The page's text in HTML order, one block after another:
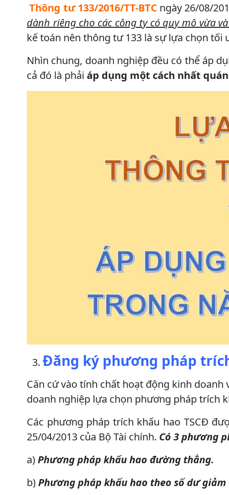
Thông tư 133/2016/TT-BTC ngày 26/08/
dành riêng cho các công ty có quy mô vừa
kế toán nên thông tư 133 là sự lựa chọn tối
Nhìn chung, doanh nghiệp đều có thể áp
cả đó là phải áp dụng một cách nhất
Đăng ký phương pháp
Căn cứ vào tính chất hoạt động kinh doanh
doanh nghiệp lựa chọn phương pháp trích
Các phương pháp trích khấu hao TSCĐ
25/04/2013 của Bộ Tài chính. Có 3 phương
a)Phương pháp khấu hao đường thẳng.
b)Phương pháp khấu hao theo số dư giảm